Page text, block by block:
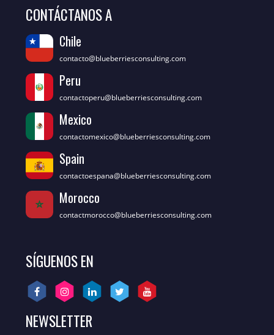
CONTÁCTANOS A
Chile
contacto@blueberriesconsulting.com
Peru
contactoperu@blueberriesconsulting.com
Mexico
contactomexico@blueberriesconsulting.com
Spain
contactoespana@blueberriesconsulting.com
Morocco
contactmorocco@blueberriesconsulting.com
SÍGUENOS EN
NEWSLETTER